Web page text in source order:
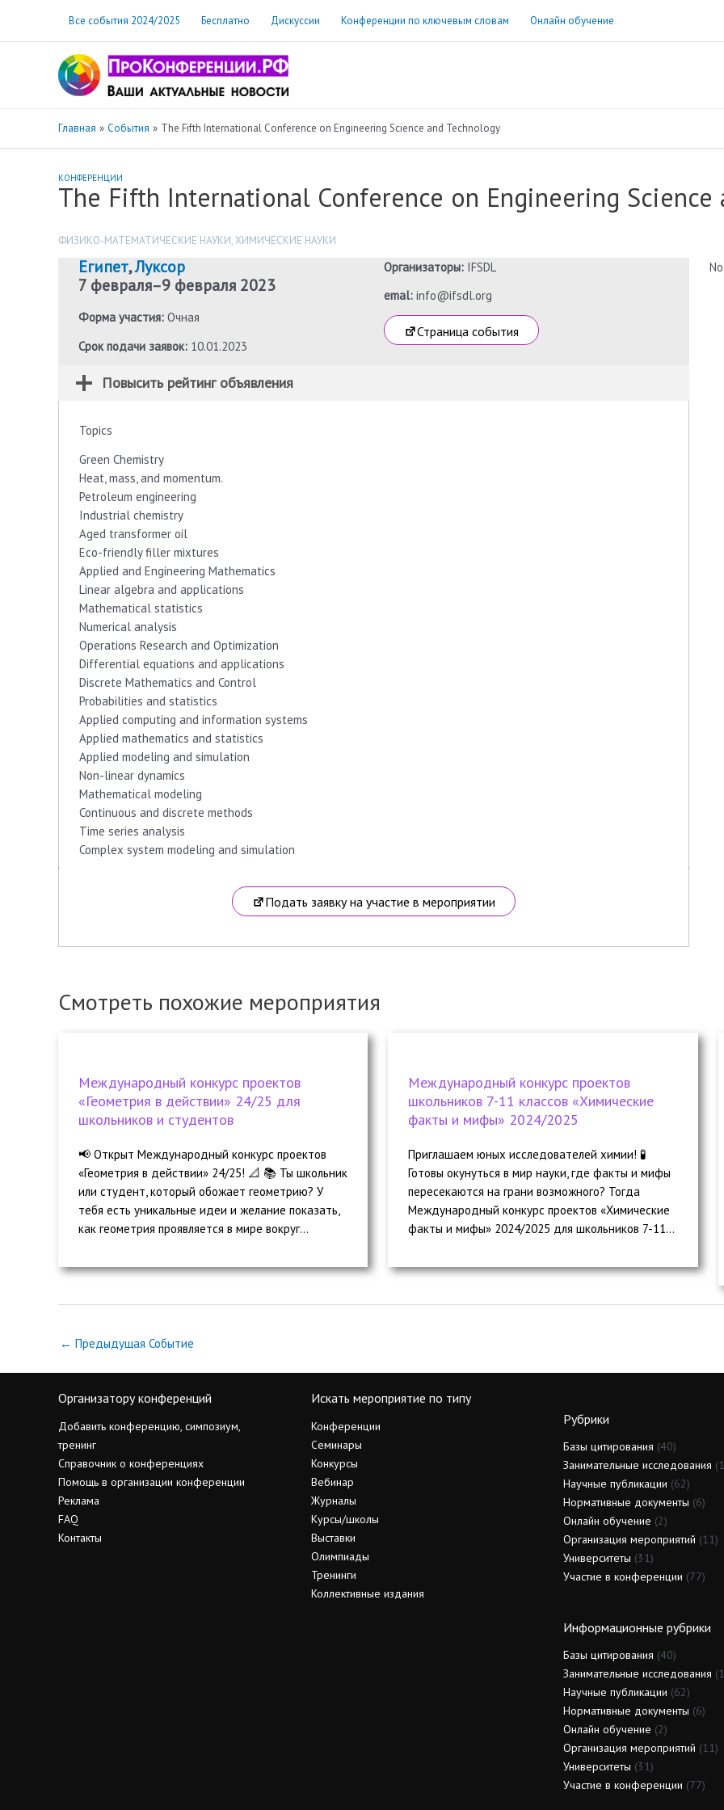
содержимому
Все события 2024/2025 Бесплатно Дискуссии Конференции по ключевым словам Онлайн обучение
Главная События The Fifth International Conference on Engineering Science and Technology
КОНФЕРЕНЦИИ
The Fifth International Conference on Engineering Science
ФИЗИКО-МАТЕМАТИЧЕСКИЕ НАУКИ,ХИМИЧЕСКИЕ НАУКИ
Египет,Луксор
7 февраля–9 февраля 2023
Форма участия: Очная
Срок подачи заявок: 10.01.2023
Организаторы: IFSDL
emal:info@ifsdl.org
Страница события
Повысить рейтинг объявления
Topics
Green Chemistry
Heat, mass, and momentum.
Petroleum engineering
Industrial chemistry
Aged transformer oil
Eco-friendly filler mixtures
Applied and Engineering Mathematics
Linear algebra and applications
Mathematical statistics
Numerical analysis
Operations Research and Optimization
Differential equations and applications
Discrete Mathematics and Control
Probabilities and statistics
Applied computing and information systems
Applied mathematics and statistics
Applied modeling and simulation
Non-linear dynamics
Mathematical modeling
Continuous and discrete methods
Time series analysis
Complex system modeling and simulation
Подать заявку на участие в мероприятии
Смотреть похожие мероприятия
Международный конкурс проектов
«Геометрия в действии» 24/25 для
школьников и студентов
📢 Открыт Международный конкурс проектов
«Геометрия в действии» 24/25! 📐 📚 Ты школьник
или студент, который обожает геометрию? У
тебя есть уникальные идеи и желание показать,
как геометрия проявляется в мире вокруг...
Международный конкурс проектов
школьников 7-11 классов «Химические
факты и мифы» 2024/2025
Приглашаем юных исследователей химии! 🧪
Готовы окунуться в мир науки, где факты и мифы
пересекаются на грани возможного? Тогда
Международный конкурс проектов «Химические
факты и мифы» 2024/2025 для школьников 7-11...
← Предыдущая Событие
Организатору конференций
Добавить конференцию, симпозиум,
тренинг
Справочник о конференциях
Помощь в организации конференции
Реклама
FAQ
Контакты
Искать мероприятие по типу
Конференции
Семинары
Конкурсы
Вебинар
Журналы
Курсы/школы
Выставки
Олимпиады
Тренинги
Коллективные издания
Рубрики
Базы цитирования (40)
Занимательные исследования
Научные публикации (62)
Нормативные документы (6)
Онлайн обучение (2)
Организация мероприятий (11)
Университеты (31)
Участие в конференции (77)
Информационные рубрики
Базы цитирования (40)
Занимательные исследования
Научные публикации (62)
Нормативные документы (6)
Онлайн обучение (2)
Организация мероприятий (11)
Университеты (31)
Участие в конференции (77)